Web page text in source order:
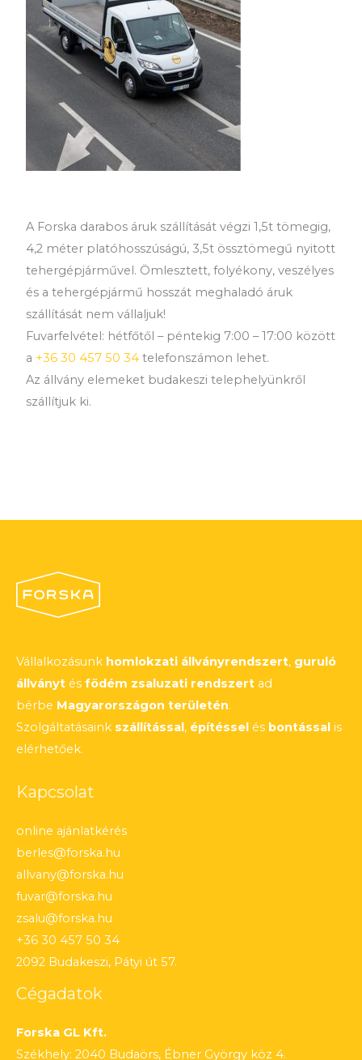
A Forska darabos áruk szállítását végzi 1,5t tömegig,
4,2 méter platóhosszúságú, 3,5t össztömegű nyitott
tehergépjárművel. Ömlesztett, folyékony, veszélyes
és a tehergépjármű hosszát meghaladó áruk
szállítását nem vállaljuk!
Fuvarfelvétel: hétfőtől – péntekig 7:00 – 17:00 között
a +36 30 457 50 34 telefonszámon lehet.
Az állvány elemeket budakeszi telephelyünkről
szállítjuk ki.
Vállalkozásunk homlokzati állványrendszert, guruló
állványt és födém zsaluzati rendszert ad
bérbe Magyarországon területén.
Szolgáltatásaink szállítással, építéssel és bontással is
elérhetőek.
Kapcsolat
online ajánlatkérés
berles@forska.hu
allvany@forska.hu
fuvar@forska.hu
zsalu@forska.hu
+36 30 457 50 34
2092 Budakeszi, Pátyi út 57.
Cégadatok
Forska GL Kft.
Székhely: 2040 Budaörs, Ébner György köz 4.